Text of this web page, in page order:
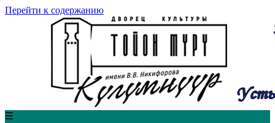
Перейти к содержанию
☰